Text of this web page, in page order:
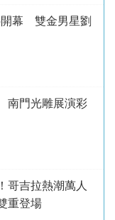
開幕 雙金男星劉
南門光雕展演彩
哥吉拉熱潮萬人
重登場